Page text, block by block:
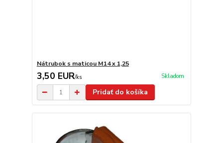
Nátrubok s maticou M14 x 1,25
3,50 EUR/ks Skladom
Pridať do košíka